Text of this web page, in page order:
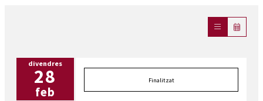
divendres
28
feb
Finalitzat